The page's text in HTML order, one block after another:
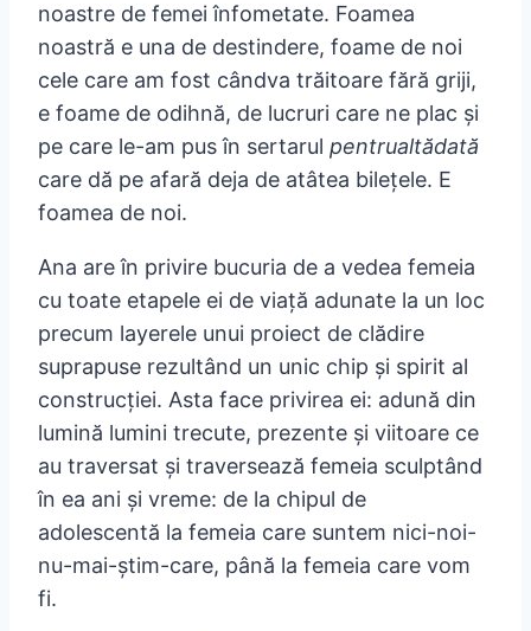
noastre de femei înfometate. Foamea
noastră e una de destindere, foame de noi
cele care am fost cândva trăitoare fără griji,
e foame de odihnă, de lucruri care ne plac și
pe care le-am pus în sertarul pentrualtădată
care dă pe afară deja de atâtea bilețele. E
foamea de noi.
Ana are în privire bucuria de a vedea femeia
cu toate etapele ei de viață adunate la un loc
precum layerele unui proiect de clădire
suprapuse rezultând un unic chip și spirit al
construcției. Asta face privirea ei: adună din
lumină lumini trecute, prezente și viitoare ce
au traversat și traversează femeia sculptând
în ea ani și vreme: de la chipul de
adolescentă la femeia care suntem nici-noi-
nu-mai-știm-care, până la femeia care vom
fi.